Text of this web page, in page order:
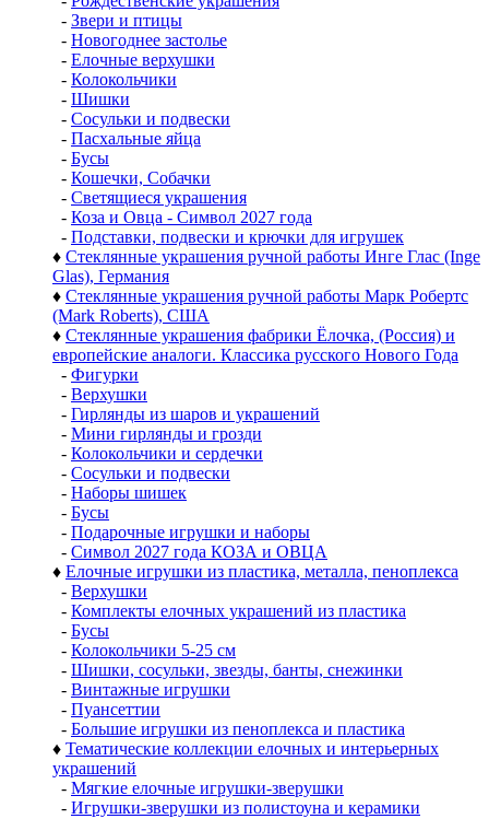
- Звери и птицы
- Новогоднее застолье
- Елочные верхушки
- Колокольчики
- Шишки
- Сосульки и подвески
- Пасхальные яйца
- Бусы
- Кошечки, Собачки
- Светящиеся украшения
- Коза и Овца - Символ 2027 года
- Подставки, подвески и крючки для игрушек
♦ Стеклянные украшения ручной работы Инге Глас (Inge
Glas), Германия
♦ Стеклянные украшения ручной работы Марк Робертс
(Mark Roberts), США
♦ Стеклянные украшения фабрики Ёлочка, (Россия) и
европейские аналоги. Классика русского Нового Года
- Фигурки
- Верхушки
- Гирлянды из шаров и украшений
- Мини гирлянды и грозди
- Колокольчики и сердечки
- Сосульки и подвески
- Наборы шишек
- Бусы
- Подарочные игрушки и наборы
- Символ 2027 года КОЗА и ОВЦА
♦ Елочные игрушки из пластика, металла, пеноплекса
- Верхушки
- Комплекты елочных украшений из пластика
- Бусы
- Колокольчики 5-25 см
- Шишки, сосульки, звезды, банты, снежинки
- Винтажные игрушки
- Пуансеттии
- Большие игрушки из пеноплекса и пластика
♦ Тематические коллекции елочных и интерьерных
украшений
- Мягкие елочные игрушки-зверушки
- Игрушки-зверушки из полистоуна и керамики